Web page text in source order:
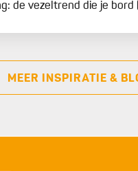
de vezeltrend die je bord
MEER INSPIRATIE &